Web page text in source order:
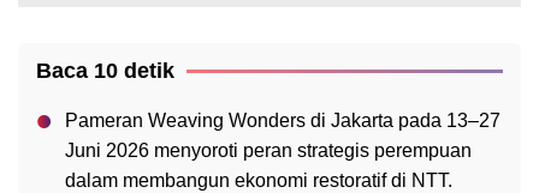
Baca 10 detik
Pameran Weaving Wonders di Jakarta pada 13–27
Juni 2026 menyoroti peran strategis perempuan
dalam membangun ekonomi restoratif di NTT.